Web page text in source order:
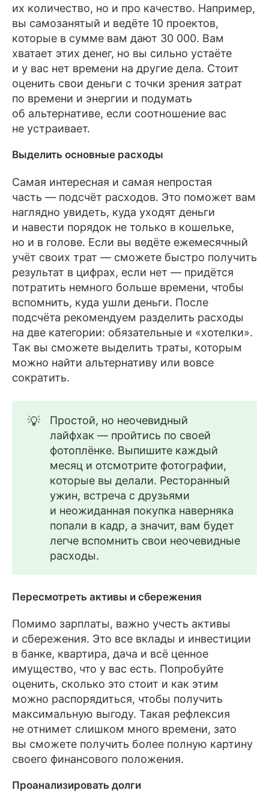
их количество, но и про качество. Например,
вы самозанятый и ведёте 10 проектов,
которые в сумме вам дают 30 000. Вам
хватает этих денег, но вы сильно устаёте
и у вас нет времени на другие дела. Стоит
оценить свои деньги с точки зрения затрат
по времени и энергии и подумать
об альтернативе, если соотношение вас
не устраивает.
Выделить основные расходы
Самая интересная и самая непростая
часть — подсчёт расходов. Это поможет вам
наглядно увидеть, куда уходят деньги
и навести порядок не только в кошельке,
но и в голове. Если вы ведёте ежемесячный
учёт своих трат — сможете быстро получить
результат в цифрах, если нет — придётся
потратить немного больше времени, чтобы
вспомнить, куда ушли деньги. После
подсчёта рекомендуем разделить расходы
на две категории: обязательные и «хотелки».
Так вы сможете выделить траты, которым
можно найти альтернативу или вовсе
сократить.
💡
Простой, но неочевидный
лайфхак — пройтись по своей
фотоплёнке. Выпишите каждый
месяц и отсмотрите фотографии,
которые вы делали. Ресторанный
ужин, встреча с друзьями
и неожиданная покупка наверняка
попали в кадр, а значит, вам будет
легче вспомнить свои неочевидные
расходы.
Пересмотреть активы и сбережения
Помимо зарплаты, важно учесть активы
и сбережения. Это все вклады и инвестиции
в банке, квартира, дача и всё ценное
имущество, что у вас есть. Попробуйте
оценить, сколько это стоит и как этим
можно распорядиться, чтобы получить
максимальную выгоду. Такая рефлексия
не отнимет слишком много времени, зато
вы сможете получить более полную картину
своего финансового положения.
Проанализировать долги